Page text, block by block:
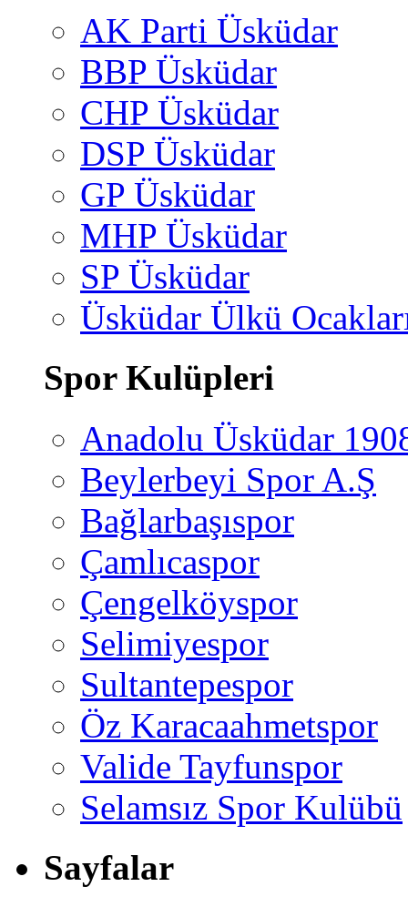
AK Parti Üsküdar
BBP Üsküdar
CHP Üsküdar
DSP Üsküdar
GP Üsküdar
MHP Üsküdar
SP Üsküdar
Üsküdar Ülkü
Spor Kulüpleri
Anadolu Üsküdar
Beylerbeyi Spor A.Ş
Bağlarbaşıspor
Çamlıcaspor
Çengelköyspor
Selimiyespor
Sultantepespor
Öz Karacaahmetspor
Valide Tayfunspor
Selamsız Spor Kulübü
Sayfalar